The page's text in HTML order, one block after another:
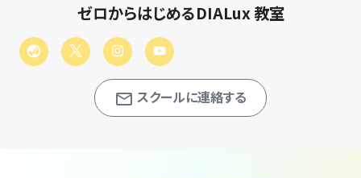
ゼロからはじめるDIALux 教室
スクールに連絡する